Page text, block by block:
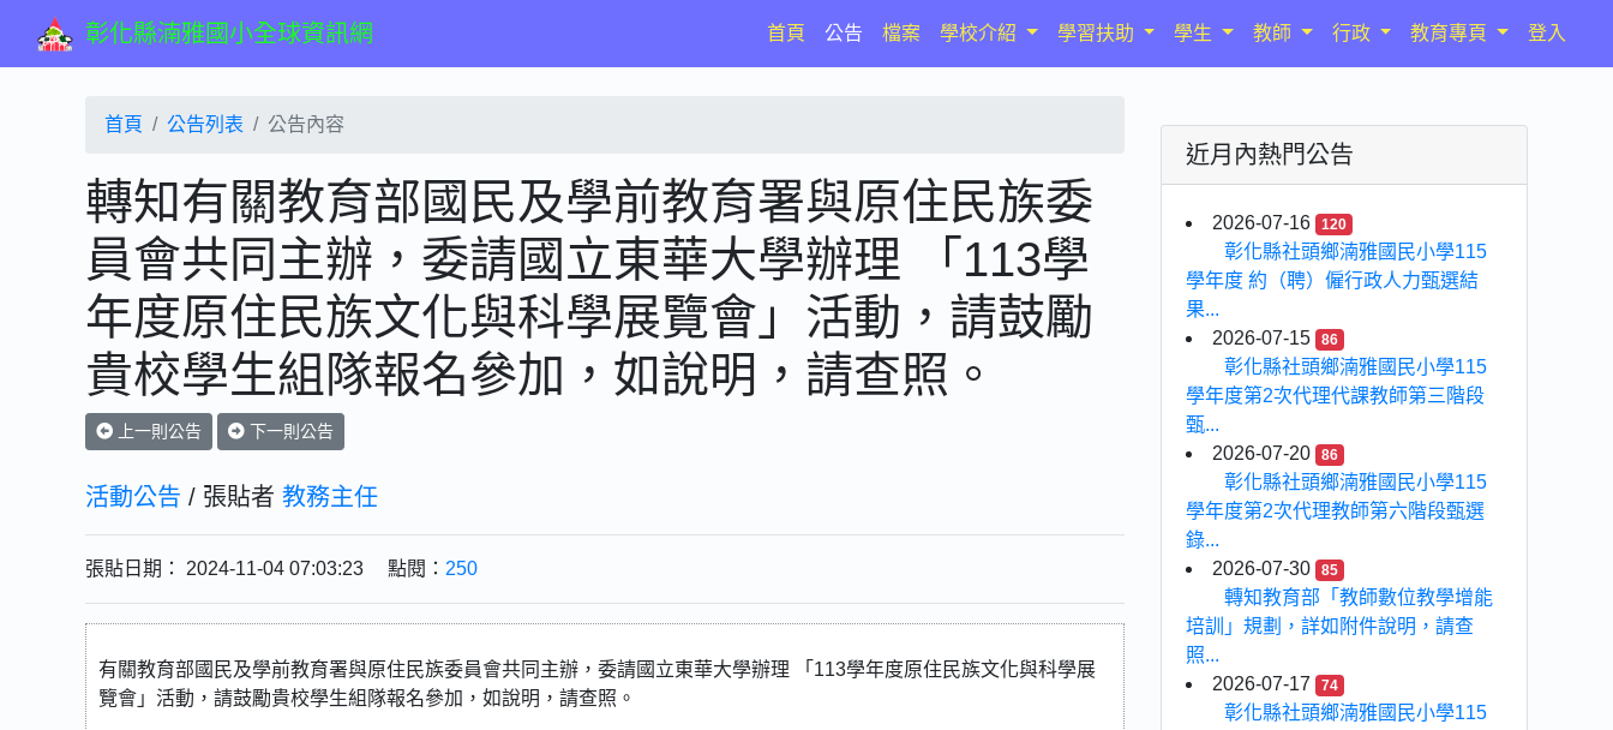
彰化縣湳雅國小全球資訊網 首頁(current)
公告 檔案 學校介紹 學習扶助 學生 教師 行政 教育專頁 登入
首頁 公告列表 公告內容
轉知有關教育部國民及學前教育署與原住民族委
員會共同主辦，委請國立東華大學辦理 「113學
年度原住民族文化與科學展覽會」活動，請鼓勵
貴校學生組隊報名參加，如說明，請查照。
上一則公告 下一則公告
活動公告 / 張貼者 教務主任
張貼日期： 2024-11-04 07:03:23 點閱： 250
有關教育部國民及學前教育署與原住民族委員會共同主辦，委請國立東華大學辦理 「113學年度原住民族文化與科學展
覽會」活動，請鼓勵貴校學生組隊報名參加，如說明，請查照。
近月內熱門公告
2026-07-16 120
彰化縣社頭鄉湳雅國民小學115
學年度 約（聘）僱行政人力甄選結
果...
2026-07-15
86
彰化縣社頭鄉湳雅國民小學115
學年度第2次代理代課教師第三階段
甄...
2026-07-20
86
彰化縣社頭鄉湳雅國民小學115
學年度第2次代理教師第六階段甄選
錄...
2026-07-30
85
轉知教育部「教師數位教學增能
培訓」規劃，詳如附件說明，請查
照...
2026-07-17
74
彰化縣社頭鄉湳雅國民小學115